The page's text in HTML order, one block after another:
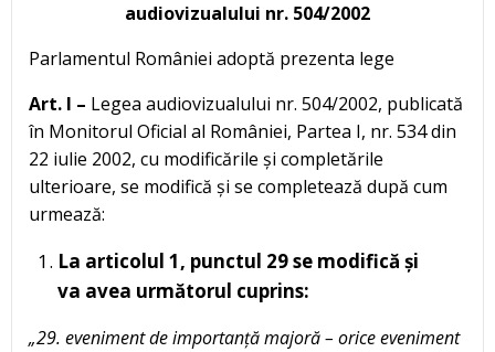
audiovizualului nr. 504/2002
Parlamentul României adoptă prezenta lege
Art. I – Legea audiovizualului nr. 504/2002, publicată
în Monitorul Oficial al României, Partea I, nr. 534 din
22 iulie 2002, cu modificările și completările
ulterioare, se modifică și se completează după cum
urmează:
La articolul 1, punctul 29 se modifică și
va avea următorul cuprins:
„29. eveniment de importanță majoră – orice eveniment